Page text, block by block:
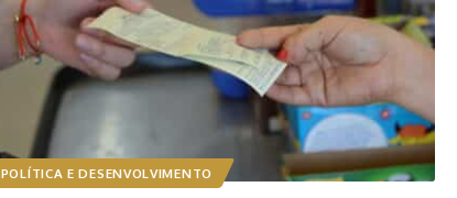
POLÍTICA E DESENVOLVIMENTO